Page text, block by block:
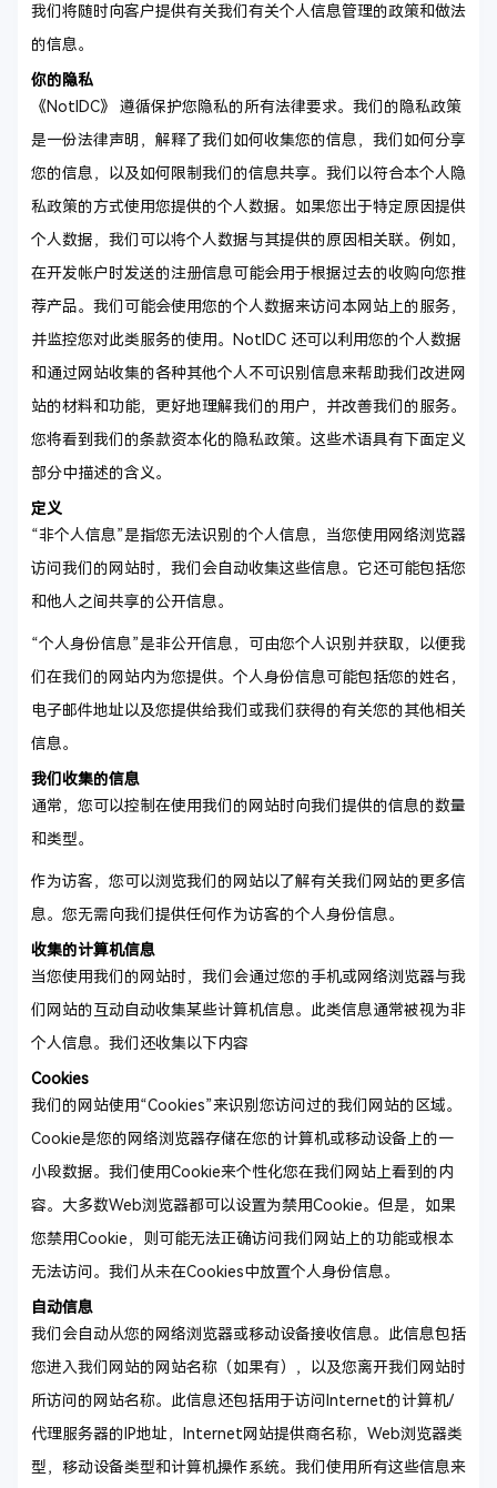
我们将随时向客户提供有关我们有关个人信息管理的政策和做法
的信息。
你的隐私
《NotIDC》 遵循保护您隐私的所有法律要求。我们的隐私政策
是一份法律声明，解释了我们如何收集您的信息，我们如何分享
您的信息，以及如何限制我们的信息共享。我们以符合本个人隐
私政策的方式使用您提供的个人数据。如果您出于特定原因提供
个人数据，我们可以将个人数据与其提供的原因相关联。例如，
在开发帐户时发送的注册信息可能会用于根据过去的收购向您推
荐产品。我们可能会使用您的个人数据来访问本网站上的服务，
并监控您对此类服务的使用。NotIDC 还可以利用您的个人数据
和通过网站收集的各种其他个人不可识别信息来帮助我们改进网
站的材料和功能，更好地理解我们的用户，并改善我们的服务。
您将看到我们的条款资本化的隐私政策。这些术语具有下面定义
部分中描述的含义。
定义
“非个人信息”是指您无法识别的个人信息，当您使用网络浏览器
访问我们的网站时，我们会自动收集这些信息。它还可能包括您
和他人之间共享的公开信息。
“个人身份信息”是非公开信息，可由您个人识别并获取，以便我
们在我们的网站内为您提供。个人身份信息可能包括您的姓名，
电子邮件地址以及您提供给我们或我们获得的有关您的其他相关
信息。
我们收集的信息
通常，您可以控制在使用我们的网站时向我们提供的信息的数量
和类型。
作为访客，您可以浏览我们的网站以了解有关我们网站的更多信
息。您无需向我们提供任何作为访客的个人身份信息。
收集的计算机信息
当您使用我们的网站时，我们会通过您的手机或网络浏览器与我
们网站的互动自动收集某些计算机信息。此类信息通常被视为非
个人信息。我们还收集以下内容
Cookies
我们的网站使用“Cookies”来识别您访问过的我们网站的区域。
Cookie是您的网络浏览器存储在您的计算机或移动设备上的一
小段数据。我们使用Cookie来个性化您在我们网站上看到的内
容。大多数Web浏览器都可以设置为禁用Cookie。但是，如果
您禁用Cookie，则可能无法正确访问我们网站上的功能或根本
无法访问。我们从未在Cookies中放置个人身份信息。
自动信息
我们会自动从您的网络浏览器或移动设备接收信息。此信息包括
您进入我们网站的网站名称（如果有），以及您离开我们网站时
所访问的网站名称。此信息还包括用于访问Internet的计算机/
代理服务器的IP地址，Internet网站提供商名称，Web浏览器类
型，移动设备类型和计算机操作系统。我们使用所有这些信息来